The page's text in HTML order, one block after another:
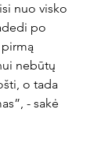
nuo visko
po
nebūtų
o tada
- sakė